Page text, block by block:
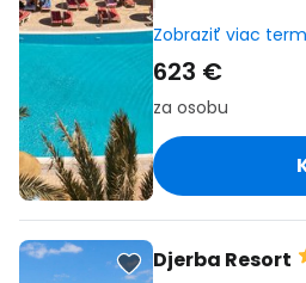
Zobraziť viac
623 €
za osobu
Djerba Resort